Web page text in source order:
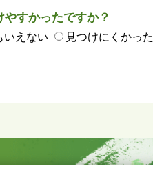
すかったですか？
いえない 見つけにくかった